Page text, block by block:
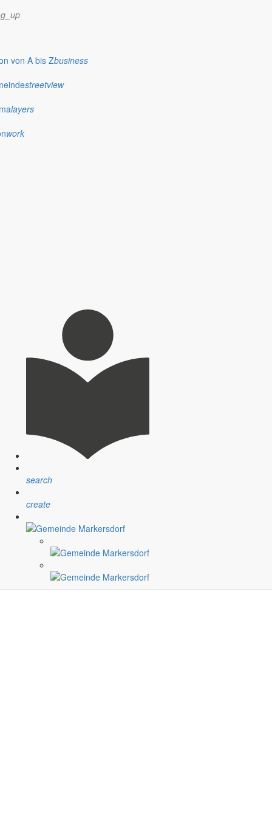
von A bis Zbusiness
streetview
layers
work
search
create
Uhr zur Schnupper- und Spielstunde ein.